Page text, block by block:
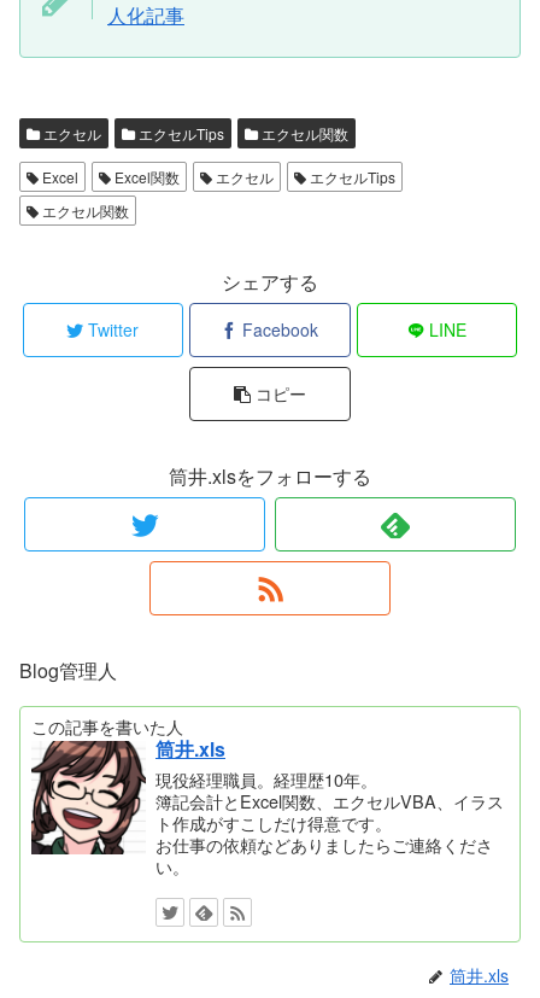
人化記事
エクセル エクセルTips エクセル関数
Excel Excel関数 エクセル
エクセルTips
エクセル関数
シェアする
Twitter Facebook LINE
コピー
筒井.xlsをフォローする
Blog管理人
この記事を書いた人
筒井.xls
現役経理職員。経理歴10年。
簿記会計とExcel関数、エクセルVBA、イラス
ト作成がすこしだけ得意です。
お仕事の依頼などありましたらご連絡くださ
い。
筒井.xls